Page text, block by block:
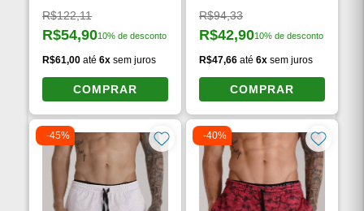
Preço original:
R$122,11
Preço à vista:
R$54,9010% de desconto
R$61,00 até6x sem juros
COMPRAR
Preço original:
R$94,33
Preço à vista:
R$42,9010% de desconto
R$47,66 até 6x sem juros
COMPRAR
-45% -40%